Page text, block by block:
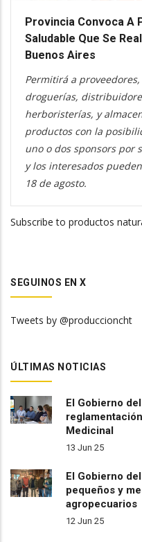
Provincia Convoca A
Saludable Que Se
Buenos Aires
Permitirá a
droguerías,
herboristerías, y
productos con la
uno o dos sponsors por
y los interesados
18 de agosto.
Subscribe to productos
SEGUINOS EN X
Tweets by @produccioncht
ÚLTIMAS NOTICIAS
El Gobierno
Medicinal
13 Jun 25
El Gobierno
pequeños y
agropecuarios
12 Jun 25